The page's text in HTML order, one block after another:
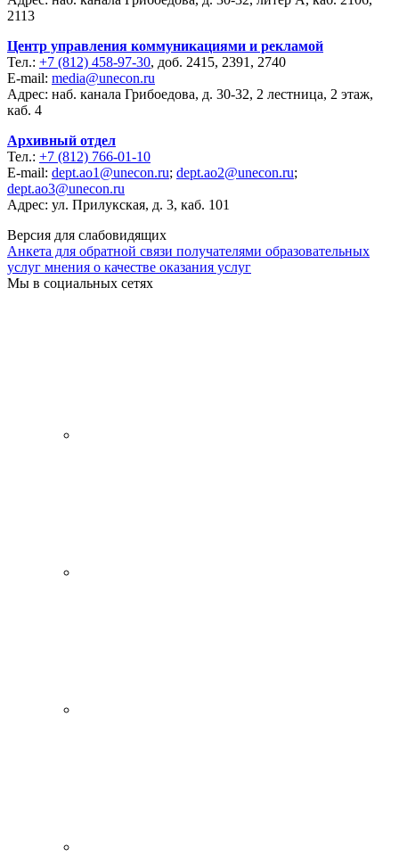
2113
Центр управления коммуникациями и рекламой
Тел.: +7 (812) 458-97-30, доб. 2415, 2391, 2740
E-mail: media@unecon.ru
Адрес: наб. канала Грибоедова, д. 30-32, 2 лестница, 2 этаж,
каб. 4
Архивный отдел
Тел.: +7 (812) 766-01-10
E-mail: dept.ao1@unecon.ru; dept.ao2@unecon.ru;
dept.ao3@unecon.ru
Адрес: ул. Прилукская, д. 3, каб. 101
Версия для слабовидящих
Анкета для обратной связи получателями образовательных
услуг мнения о качестве оказания услуг
Мы в социальных сетях